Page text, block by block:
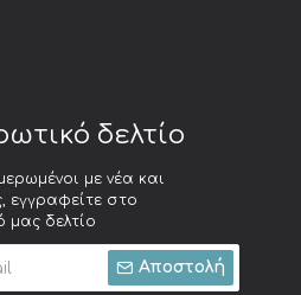
δελτίο
με νέα και
εγγραφείτε στο
μας δελτίο
Αποστολή